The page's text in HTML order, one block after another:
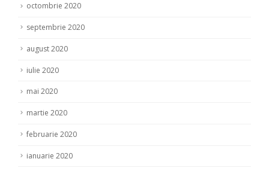
octombrie 2020
septembrie 2020
august 2020
iulie 2020
mai 2020
martie 2020
februarie 2020
ianuarie 2020